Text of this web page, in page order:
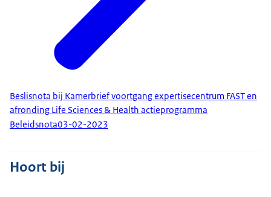
Beslisnota bij Kamerbrief voortgang expertisecentrum FAST en
afronding Life Sciences & Health actieprogramma
Beleidsnota03-02-2023
Hoort bij